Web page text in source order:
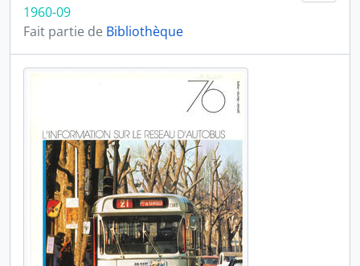
1960-09
Fait partie de Bibliothèque